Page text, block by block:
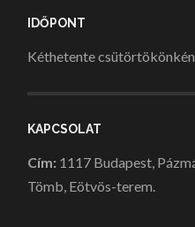
IDŐPONT
Kéthetente
KAPCSOLAT
Cím: 1117 Budapest,
Tömb, Eötvös-terem.